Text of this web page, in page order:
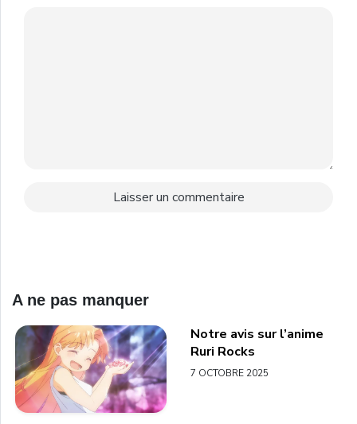
A ne pas manquer
Notre avis sur l’anime
Ruri Rocks
7 OCTOBRE 2025